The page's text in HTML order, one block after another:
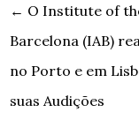
← O Institute of
Barcelona (IAB)
no Porto e em
suas Audições